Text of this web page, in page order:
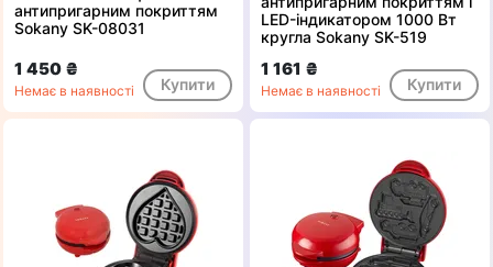
антипригарним покриттям
Sokany SK-08031
1 450 ₴
Немає в наявності Купити
LED-індикатором 1000 Вт
кругла Sokany SK-519
1 161 ₴
Немає в наявності Купити